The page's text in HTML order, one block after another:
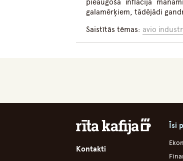
pieaugošā inflācija
galamērķiem, tādējādi
Saistītās tēmas: avio
Kontakti
Īsi